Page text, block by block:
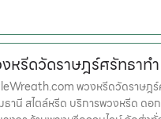
หรีดวัดราษฎร์ศรัทธาท
พวงหรีดวัดราษฎร์
านี สไตล์หรีด บริการพวงหรีด ดอ